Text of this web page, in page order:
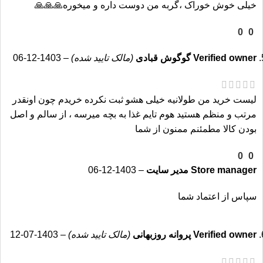
پوشش موی گربه‌های پرشین را درخشان و نرم می‌کند.
گربه‌های نژاد پرشین را به همراه دارد.
درصد رطوبت
خیلی خوش خوراک ،گربه من دوست داره و میخوره🙏🙏🙏
0
0
Verified owner گوگوش قبادی (مالک تایید شده) –
1403-12-06
لیست خرید من طولانیه خیلی هشو ثبت نکرده خریدم چون اونقدر
مرتب و منظم هستید هوم تایم غذا به بچه میرسه ، از سالم و اصل
بودن کالا مطمئنم ممنون از شما
0
0
Store manager مدیر سایت –
1403-12-06
سپاس از اعتماد شما
Verified owner پروانه روزبهانی (مالک تایید شده) –
1403-07-12